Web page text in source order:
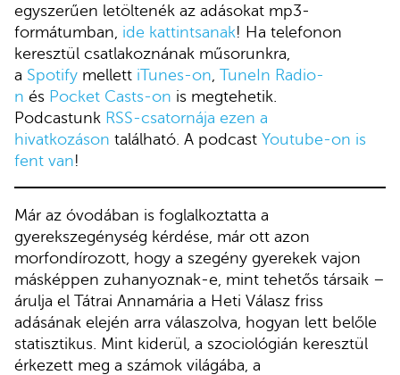
egyszerűen letöltenék az adásokat mp3-
formátumban, ide kattintsanak! Ha telefonon
keresztül csatlakoznának műsorunkra,
a Spotify mellett iTunes-on TuneIn Radio-
n és Pocket Casts-on is megtehetik.
Podcastunk RSS-csatornája ezen a
hivatkozáson található. A podcast Youtube-on is
fent van!
Már az óvodában is foglalkoztatta a
gyerekszegénység kérdése, már ott azon
morfondírozott, hogy a szegény gyerekek vajon
másképpen zuhanyoznak-e, mint tehetős társaik –
árulja el Tátrai Annamária a Heti Válasz friss
adásának elején arra válaszolva, hogyan lett belőle
statisztikus. Mint kiderül, a szociológián keresztül
érkezett meg a számok világába, a